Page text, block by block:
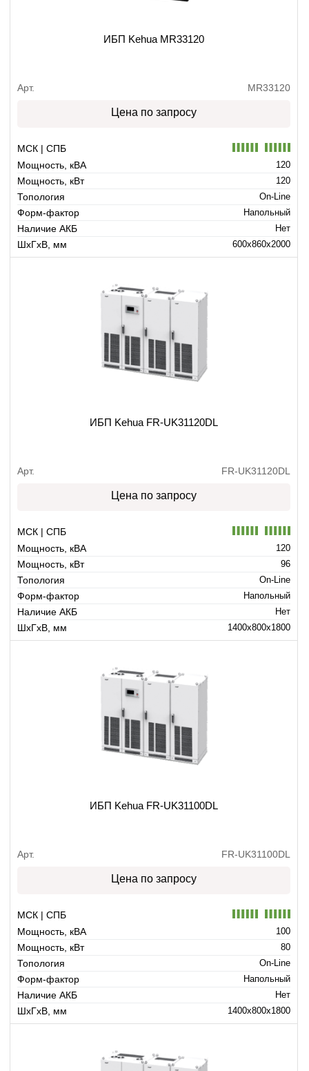
ИБП Kehua MR33120
Арт. MR33120
Цена по запросу
МСК | СПБ
Мощность, кВА
120
Мощность, кВт 120
Топология On-Line
Форм-фактор Напольный
Наличие АКБ Нет
ШхГхВ, мм 600x860x2000
ИБП Kehua FR-UK31120DL
Арт. FR-UK31120DL
Цена по запросу
МСК | СПБ
Мощность, кВА
120
Мощность, кВт 96
Топология On-Line
Форм-фактор Напольный
Наличие АКБ Нет
ШхГхВ, мм 1400x800x1800
ИБП Kehua FR-UK31100DL
Арт. FR-UK31100DL
Цена по запросу
МСК | СПБ
Мощность, кВА
100
Мощность, кВт 80
Топология On-Line
Форм-фактор Напольный
Наличие АКБ Нет
ШхГхВ, мм 1400x800x1800